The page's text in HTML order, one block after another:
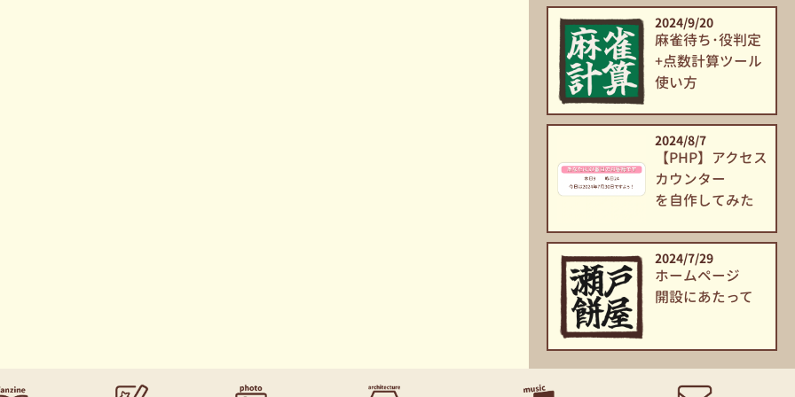
2024/9/20
麻雀待ち･役判定
+点数計算ツール
使い方
2024/8/7
【PHP】
アクセス
カウンター
を自作してみた
2024/7/29
ホームページ
開設にあたって